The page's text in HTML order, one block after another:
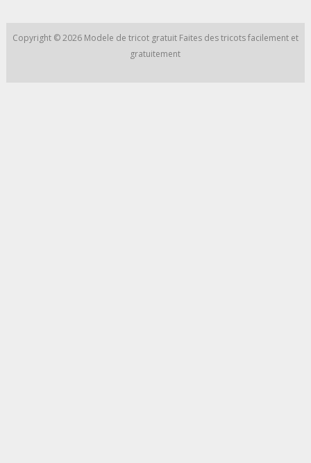
Copyright © 2026 Modele de tricot gratuit Faites des tricots facilement et
gratuitement